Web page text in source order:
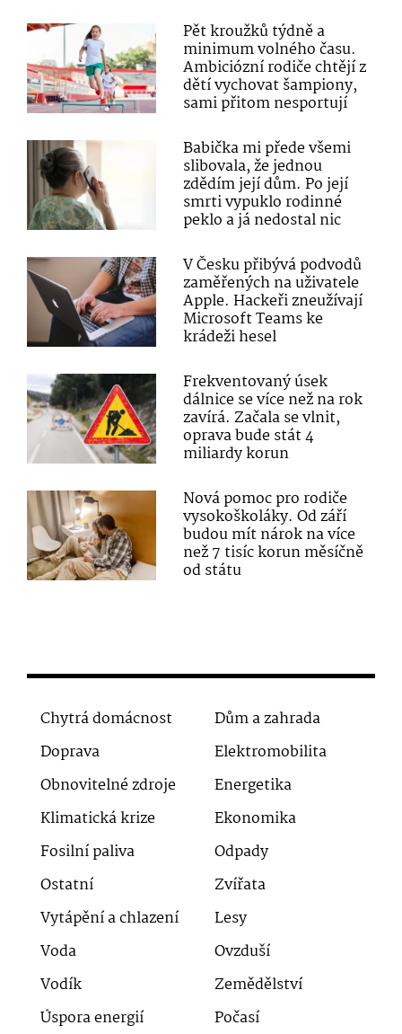
Pět kroužků týdně a
minimum volného času.
Ambiciózní rodiče chtějí z
dětí vychovat šampiony,
sami přitom nesportují
Babička mi přede všemi
slibovala, že jednou
zdědím její dům. Po její
smrti vypuklo rodinné
peklo a já nedostal nic
V Česku přibývá podvodů
zaměřených na uživatele
Apple. Hackeři zneužívají
Microsoft Teams ke
krádeži hesel
Frekventovaný úsek
dálnice se více než na rok
zavírá. Začala se vlnit,
oprava bude stát 4
miliardy korun
Nová pomoc pro rodiče
vysokoškoláky. Od září
budou mít nárok na více
než 7 tisíc korun měsíčně
od státu
Chytrá domácnost
Dům a zahrada
Doprava
Elektromobilita
Obnovitelné zdroje
Energetika
Klimatická krize
Ekonomika
Fosilní paliva
Odpady
Ostatní
Zvířata
Vytápění a chlazení
Lesy
Voda
Ovzduší
Vodík
Zemědělství
Úspora energií
Počasí